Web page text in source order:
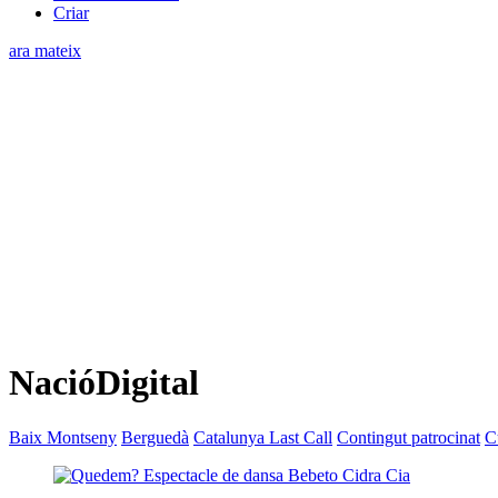
Criar
ara mateix
NacióDigital
Baix Montseny Berguedà Catalunya Last Call Contingut patrocinat